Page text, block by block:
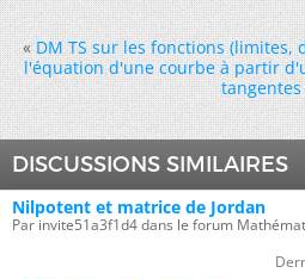
« DM TS sur les fonctions (limites,
l'équation d'une courbe à partir
tangentes
DISCUSSIONS SIMILAIRES
Nilpotent et matrice de Jordan
Par invite51a3f1d4 dans le forum